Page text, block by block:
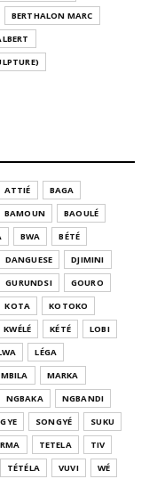
BERTHALON MARC
ATTIÉ
BAGA
BAMOUN
BAOULÉ
BWA
BÉTÉ
DANGUESE
DJIMINI
GURUNDSI
GOURO
KOTA
KOTOKO
KWÉLÉ KÉTÉ
LOBI
LÉGA
MARKA
NGBAKA
NGBANDI
SONGYÉ
SUKU
TETELA
TIV
TÉTÉLA VUVI
WÉ